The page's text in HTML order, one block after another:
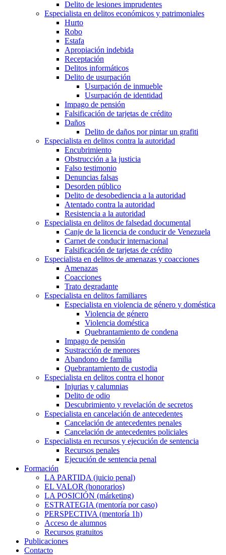
Delito de lesiones imprudentes
Especialista en delitos económicos y patrimoniales
Hurto
Robo
Estafa
Apropiación indebida
Receptación
Delitos informáticos
Delito de usurpación
Usurpación de inmueble
Usurpación de identidad
Impago de pensión
Falsificación de tarjetas de crédito
Daños
Delito de daños por pintar un grafiti
Especialista en delitos contra la autoridad
Encubrimiento
Obstrucción a la justicia
Falso testimonio
Denuncias falsas
Desorden público
Delito de desobediencia a la autoridad
Atentado contra la autoridad
Resistencia a la autoridad
Especialista en delitos de falsedad documental
Canje de la licencia de conducir de Venezuela
Carnet de conducir internacional
Falsificación de tarjetas de crédito
Especialista en delitos de amenazas y coacciones
Amenazas
Coacciones
Trato degradante
Especialista en delitos familiares
Especialista en violencia de género y doméstica
Violencia de género
Violencia doméstica
Quebrantamiento de condena
Impago de pensión
Sustracción de menores
Abandono de familia
Quebrantamiento de custodia
Especialista en delitos contra el honor
Injurias y calumnias
Delito de odio
Descubrimiento y revelación de secretos
Especialista en cancelación de antecedentes
Cancelación de antecedentes penales
Cancelación de antecedentes policiales
Especialista en recursos y ejecución de sentencia
Recursos penales
Ejecución de sentencia penal
Formación
LA PARTIDA (juicio penal)
EL VALOR (honorarios)
LA POSICIÓN (márketing)
ESTRATEGIA (mentoría por caso)
PERSPECTIVA (mentoría 1h)
Acceso de alumnos
Recursos gratuitos
Publicaciones
Contacto